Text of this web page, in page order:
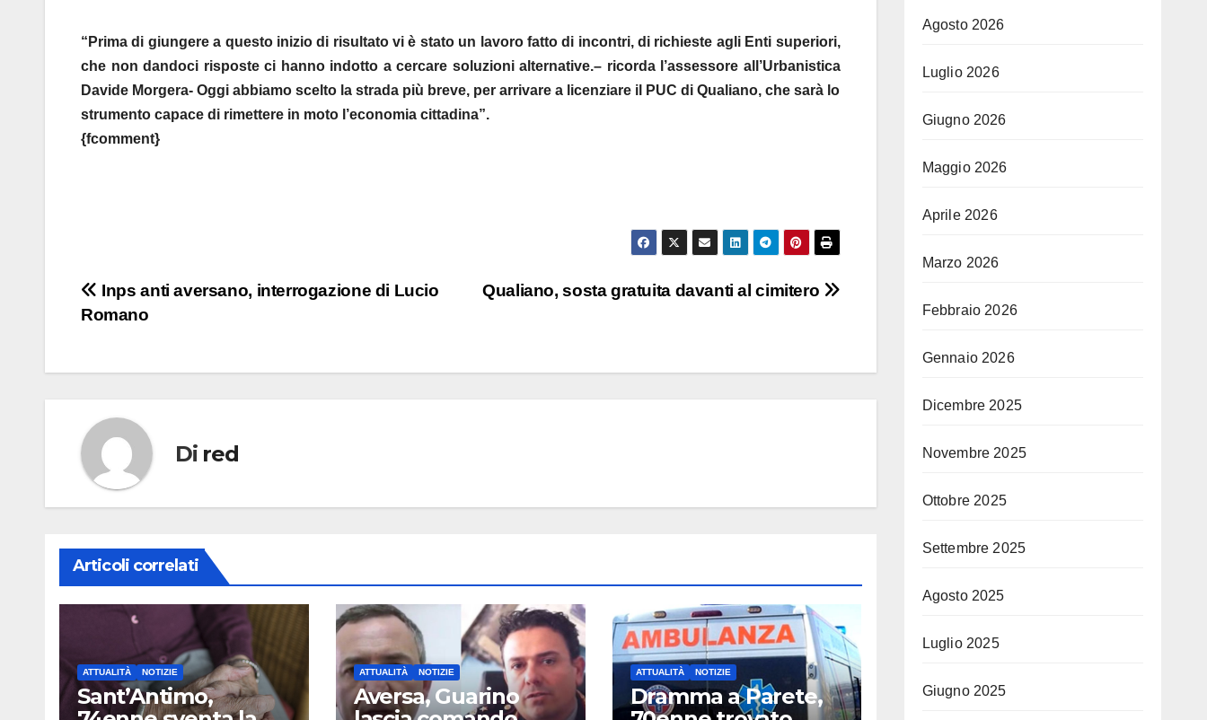
“Prima di giungere a questo inizio di risultato vi è stato un lavoro fatto di incontri, di richieste agli Enti superiori,
che non dandoci risposte ci hanno indotto a cercare soluzioni alternative.– ricorda l’assessore all’Urbanistica
Davide Morgera- Oggi abbiamo scelto la strada più breve, per arrivare a licenziare il PUC di Qualiano, che sarà lo
strumento capace di rimettere in moto l’economia cittadina”.
{fcomment}
Navigazione
Qualiano, sosta gratuita davanti al cimitero
Inps anti aversano, interrogazione di Lucio
Romano
Di red
Articoli correlati
ATTUALITÀ NOTIZIE
Sant’Antimo,
ATTUALITÀ NOTIZIE
Aversa, Guarino
ATTUALITÀ NOTIZIE
Dramma a Parete,
Agosto 2026
Luglio 2026
Giugno 2026
Maggio 2026
Aprile 2026
Marzo 2026
Febbraio 2026
Gennaio 2026
Dicembre 2025
Novembre 2025
Ottobre 2025
Settembre 2025
Agosto 2025
Luglio 2025
Giugno 2025